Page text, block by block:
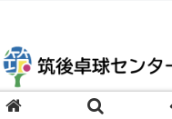
© 2019 筑後卓球センター.